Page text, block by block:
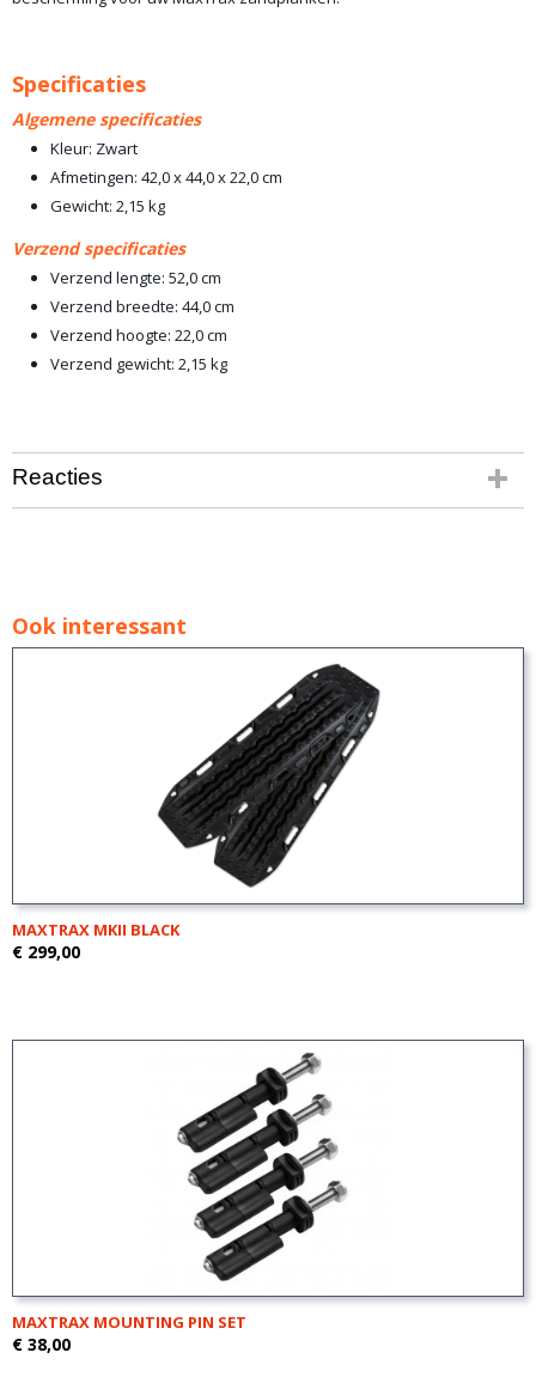
Specificaties
Algemene specificaties
Kleur: Zwart
Afmetingen: 42,0 x 44,0 x 22,0 cm
Gewicht: 2,15 kg
Verzend specificaties
Verzend lengte: 52,0 cm
Verzend breedte: 44,0 cm
Verzend hoogte: 22,0 cm
Verzend gewicht: 2,15 kg
Reacties
Ook interessant
MAXTRAX MKII BLACK
€ 299,00
MAXTRAX MOUNTING PIN SET
€ 38,00